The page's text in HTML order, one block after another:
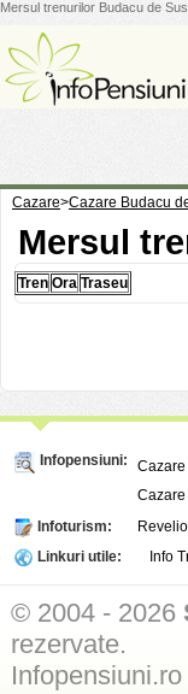
Mersul trenurilor Budacu de Sus
Cazare>Cazare Budacu
Mersul
Tren Ora Traseu
Infopensiuni: Cazare
Cazare
Infoturism:
Linkuri utile:
Info
© 2004 - 2026
rezervate.